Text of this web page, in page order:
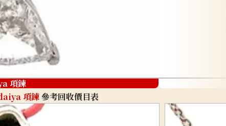
項鍊
項鍊參考回收價目表